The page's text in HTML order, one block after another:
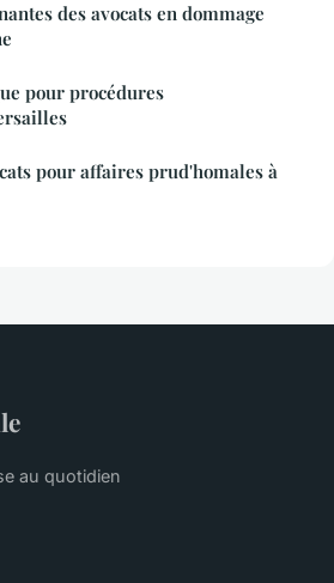
des avocats en dommage
pour procédures
pour affaires prud'homales à
au quotidien